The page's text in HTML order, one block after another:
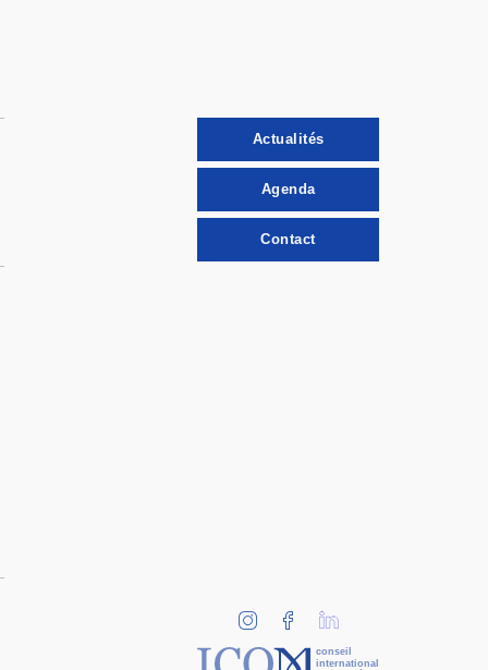
Actualités
Agenda
Contact
conseil
international